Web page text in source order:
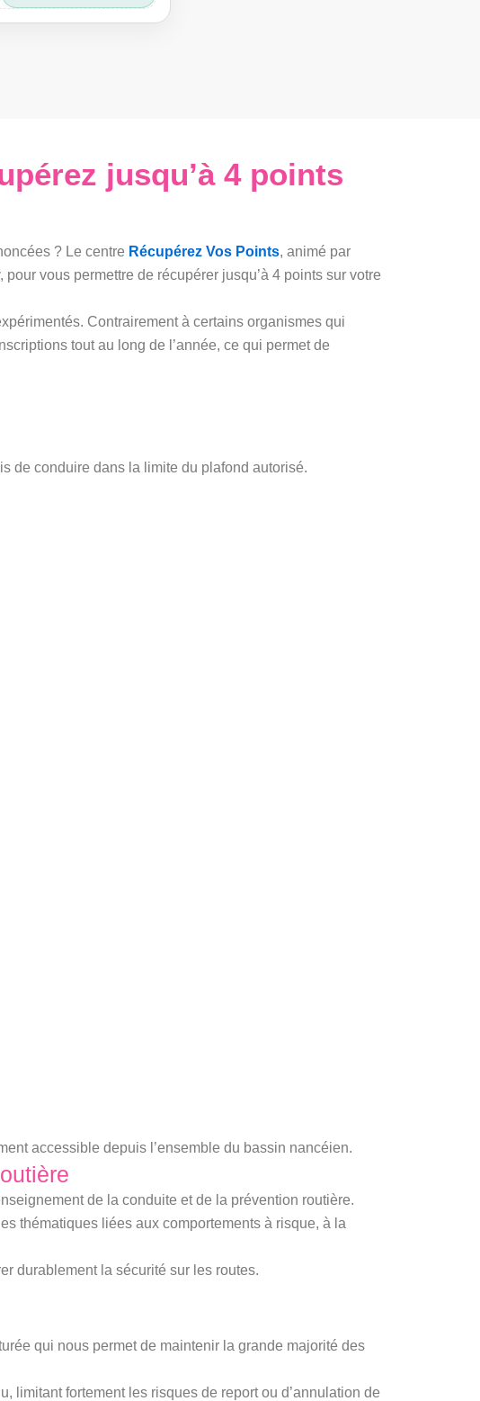
jusqu’à 4 points
? Le centre Récupérez Vos Points, animé par
vous permettre de récupérer jusqu’à 4 points sur votre
Contrairement à certains organismes qui
tout au long de l’année, ce qui permet de
de conduire dans la limite du plafond autorisé.
accessible depuis l’ensemble du bassin nancéien.
de la conduite et de la prévention routière.
thématiques liées aux comportements à risque, à la
durablement la sécurité sur les routes.
qui nous permet de maintenir la grande majorité des
limitant fortement les risques de report ou d’annulation de